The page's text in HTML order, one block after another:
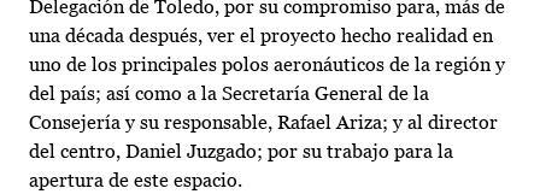
Delegación de Toledo, por su compromiso para, más de
una década después, ver el proyecto hecho realidad en
uno de los principales polos aeronáuticos de la región y
del país; así como a la Secretaría General de la
Consejería y su responsable, Rafael Ariza; y al director
del centro, Daniel Juzgado; por su trabajo para la
apertura de este espacio.